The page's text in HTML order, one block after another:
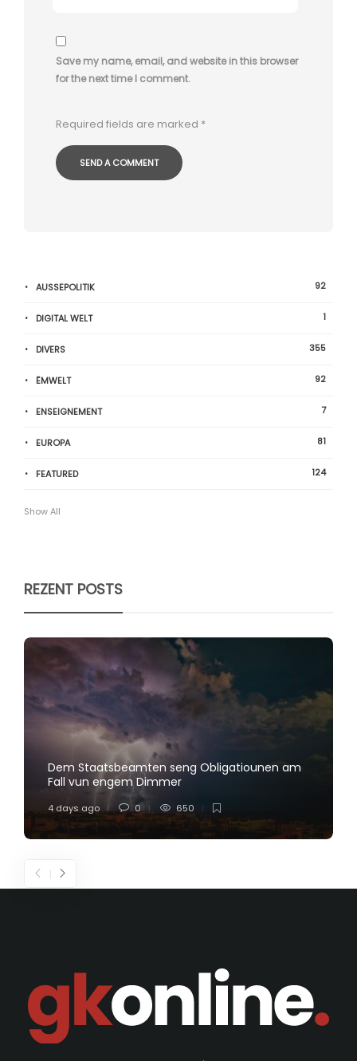
Save my name, email, and website in this browser
for the next time I comment.
Required fields are marked *
AUSSEPOLITIK 92
DIGITAL WELT 1
DIVERS 355
ËMWELT 92
ENSEIGNEMENT 7
EUROPA 81
FEATURED 124
Show All
REZENT POSTS
Dem Staatsbeamten seng Obligatiounen am
Fall vun engem Dimmer
4 days ago 0 650